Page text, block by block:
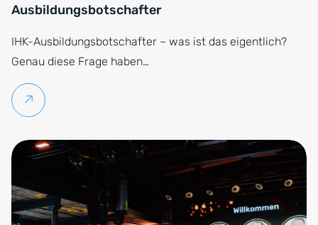
Ausbildungsbotschafter
IHK-Ausbildungsbotschafter – was ist das eigentlich?
Genau diese Frage haben…
Weiterlesen